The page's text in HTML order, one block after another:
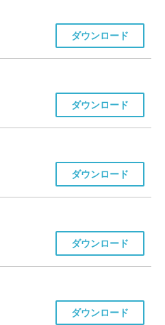
ダウンロード
ダウンロード
ダウンロード
ダウンロード
ダウンロード